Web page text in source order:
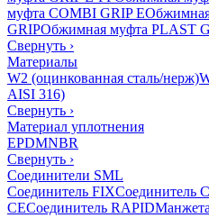
муфта COMBI GRIP E
GRIPОбжимная муфта PLAST
Свернуть ›
Материалы
W2 (оцинкованная сталь/нерж)
AISI 316)
Свернуть ›
Материал уплотнения
EPDMNBR
Свернуть ›
Соединители SML
Соединитель FIXСоединитель
CEСоединитель RAPID